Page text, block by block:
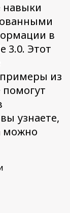
навыки
в
3.0. Этот
из
узнаете,
можно